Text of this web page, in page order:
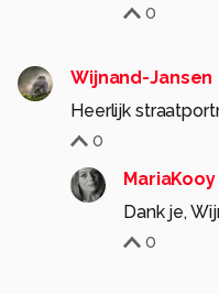
0
Wijnand-Jansen
Heerlijk
0
MariaKooy
Dank je,
0